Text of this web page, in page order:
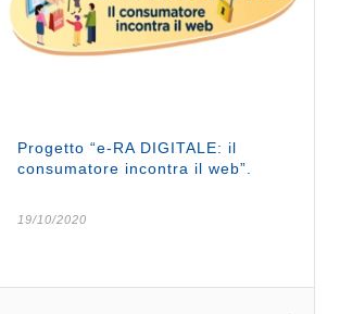
Progetto “e-RA DIGITALE: il
consumatore incontra il web”.
19/10/2020